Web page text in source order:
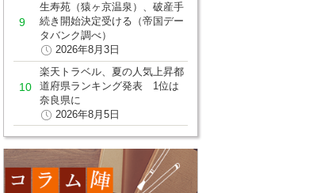
生寿苑（猿ヶ京温泉）、破産手
続き開始決定受ける（帝国デー
タバンク調べ）
2026年8月3日
楽天トラベル、夏の人気上昇都
道府県ランキング発表 1位は
奈良県に
2026年8月5日